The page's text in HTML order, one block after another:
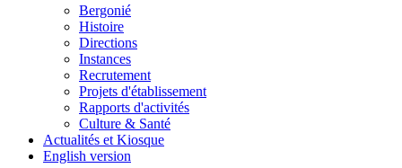
Bergonié
Histoire
Directions
Instances
Recrutement
Projets d'établissement
Rapports d'activités
Culture & Santé
Actualités et Kiosque
English version